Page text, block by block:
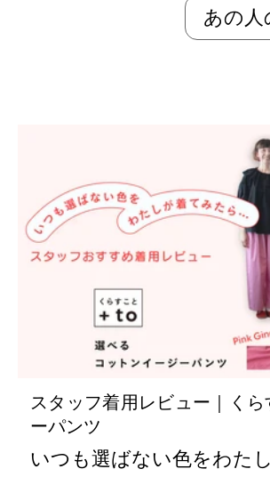
あの人
スタッフ着用レビュー｜く
ーパンツ
いつも選ばない色をわた